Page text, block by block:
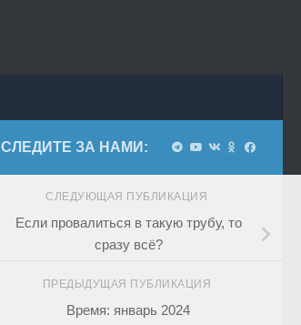
СЛЕДИТЕ ЗА НАМИ:
СЛЕДУЮЩАЯ ПУБЛИКАЦИЯ
Если провалиться в такую трубу, то
сразу всё?
ПРЕДЫДУЩАЯ ПУБЛИКАЦИЯ
Время: январь 2024